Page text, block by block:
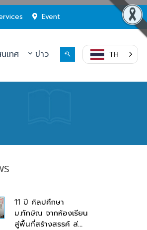
Event
เทศ ข่าว TH
11 ปี ศิลปศึกษา
ม.ทักษิณ จากห้องเรียน
สู่พื้นที่สร้างสรรค์ ส่...